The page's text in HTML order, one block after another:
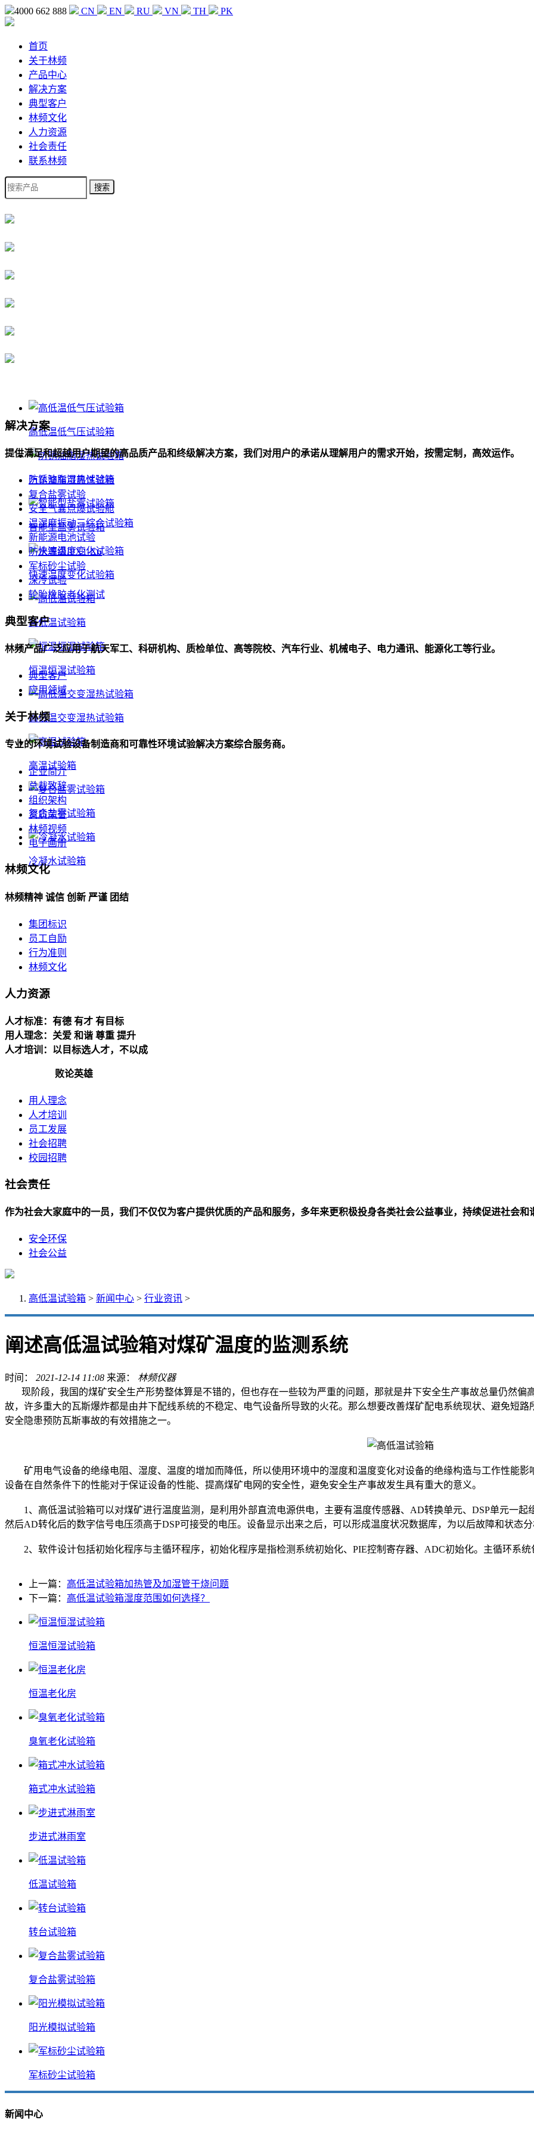
4000 662 888 CN EN RU VN TH PK
首页
关于林频
产品中心
解决方案
典型客户
林频文化
人力资源
社会责任
联系林频
高低温低气压试验箱
防锈油脂湿热试验箱
智能型盐雾试验箱
快速温度变化试验箱
高低温试验箱
恒温恒湿试验箱
高低温交变湿热试验箱
高温试验箱
复合盐雾试验箱
冷凝水试验箱
解决方案
提供满足和超越用户期望的高品质产品和终级解决方案，我们对用户的承诺从理解用户的需求开始，按需定制，高效运作。
汽车整车可靠性试验
复合盐雾试验
安全气囊点爆试验舱
温湿度振动三综合试验箱
新能源电池试验
防水等级IPX1-X6
军标砂尘试验
深冷试验
轮胎橡胶老化测试
典型客户
林频产品广泛应用于航天军工、科研机构、质检单位、高等院校、汽车行业、机械电子、电力通讯、能源化工等行业。
典型客户
应用领域
关于林频
专业的环境试验设备制造商和可靠性环境试验解决方案综合服务商。
企业简介
总裁致辞
组织架构
资质荣誉
林频视频
电子画册
林频文化
林频精神 诚信 创新 严谨 团结
集团标识
员工自励
行为准则
林频文化
人力资源
人才标准：有德 有才 有目标
用人理念：关爱 和谐 尊重 提升
人才培训：以目标选人才，不以成
败论英雄
用人理念
人才培训
员工发展
社会招聘
校园招聘
社会责任
作为社会大家庭中的一员，我们不仅仅为客户提供优质的产品和服务，多年来更积极投身各类社会公益事业，持续促进社会和
安全环保
社会公益
高低温试验箱 > 新闻中心 > 行业资讯 >
阐述高低温试验箱对煤矿温度的监测系统
时间： 2021-12-14 11:08 来源：
林频仪器
现阶段，我国的煤矿安全生产形势整体算是不错的，但也存在一些较为严重的问题，那就是井下安全生产事故总量仍然偏
故，许多重大的瓦斯爆炸都是由井下配线系统的不稳定、电气设备所导致的火花。那么想要改善煤矿配电系统现状、避免短
安全隐患预防瓦斯事故的有效措施之一。
矿用电气设备的绝缘电阻、湿度、温度的增加而降低，所以使用环境中的湿度和温度变化对设备的绝缘构造与工作性能影
设备在自然条件下的性能对于保证设备的性能、提高煤矿电网的安全性，避免安全生产事故发生具有重大的意义。
1、高低温试验箱可以对煤矿进行温度监测，是利用外部直流电源供电，主要有温度传感器、AD转换单元、DSP单元一起
然后AD转化后的数字信号电压须高于DSP可接受的电压。设备显示出来之后，可以形成温度状况数据库，为以后故障和状态
2、软件设计包括初始化程序与主循环程序，初始化程序是指检测系统初始化、PIE控制寄存器、ADC初始化。主循环系统
上一篇： 高低温试验箱加热管及加湿管干烧问题
下一篇： 高低温试验箱湿度范围如何选择？
恒温恒湿试验箱
恒温老化房
臭氧老化试验箱
箱式冲水试验箱
步进式淋雨室
低温试验箱
转台试验箱
复合盐雾试验箱
阳光模拟试验箱
军标砂尘试验箱
新闻中心